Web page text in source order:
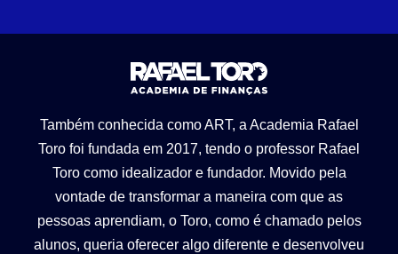
Também conhecida como ART, a Academia Rafael
Toro foi fundada em 2017, tendo o professor Rafael
Toro como idealizador e fundador. Movido pela
vontade de transformar a maneira com que as
pessoas aprendiam, o Toro, como é chamado pelos
alunos, queria oferecer algo diferente e desenvolveu